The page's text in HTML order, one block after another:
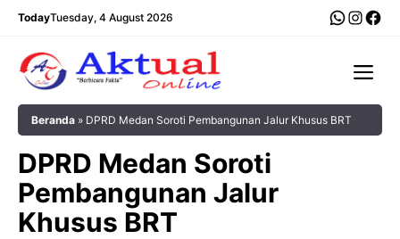
Langsung
TodayTuesday, 4 August 2026
Beranda » DPRD Medan Soroti Pembangunan Jalur Khusus BRT
DPRD Medan Soroti
Pembangunan Jalur
Khusus BRT